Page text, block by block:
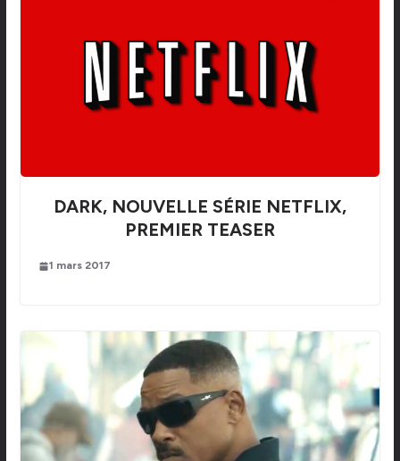
DARK, NOUVELLE SÉRIE NETFLIX,
PREMIER TEASER
1 mars 2017